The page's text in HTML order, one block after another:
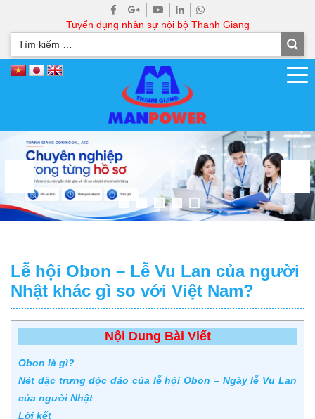
Tuyển dụng nhân sự nội bộ Thanh Giang
Lễ hội Obon – Lễ Vu Lan của người
Nhật khác gì so với Việt Nam?
Nội Dung Bài Viết
Obon là gì?
Nét đặc trưng độc đáo của lễ hội Obon – Ngày lễ Vu Lan
của người Nhật
Lời kết